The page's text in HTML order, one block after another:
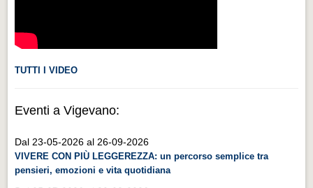
TUTTI I VIDEO
Eventi a Vigevano:
Dal 23-05-2026 al 26-09-2026
VIVERE CON PIÙ LEGGEREZZA: un percorso semplice tra
pensieri, emozioni e vita quotidiana